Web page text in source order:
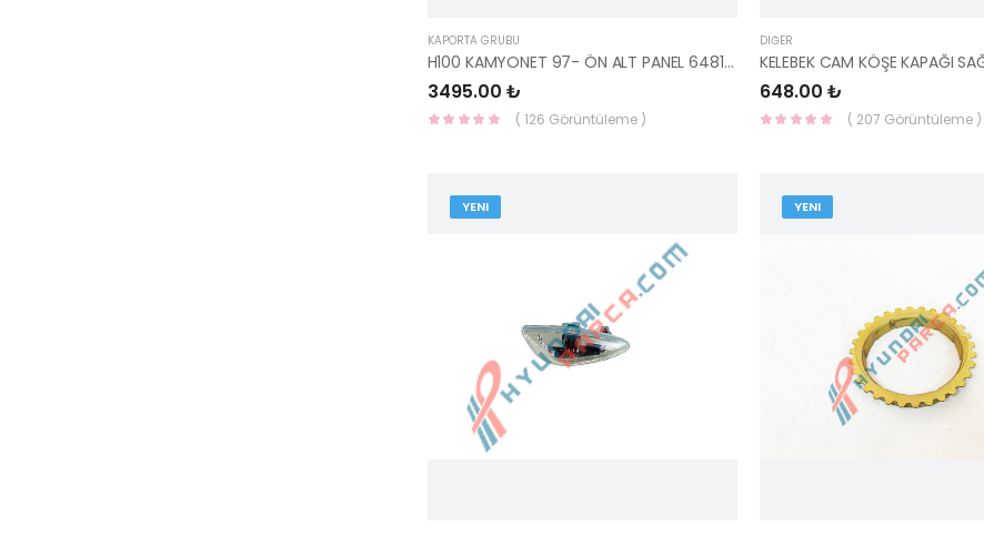
KAPORTA GRUBU
H100 KAMYONET 97- ÖN ALT PANEL 64810-4B600-HMC
3495.00 ₺
( 126 Görüntüleme )
DIĞER
648.00 ₺
( 207 Görüntüleme )
YENI YENI